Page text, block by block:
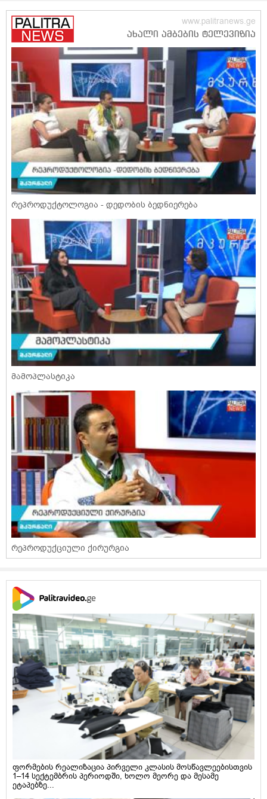
რეპროდუქტოლოგია - დედობის ბედნიერება
მამოპლასტიკა
რეპროდუქციული ქირურგია
ფორმების რეალიზაცია პირველი კლასის მოსწავლეებისთვის
1–14 სექტემბრის პერიოდში, ხოლო მეორე და მესამე
ეტაპებზე...